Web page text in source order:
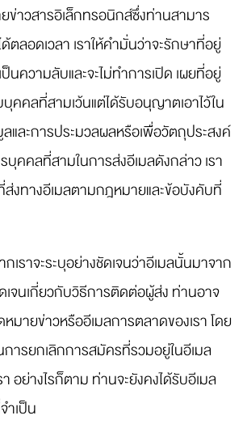
ข่าวสารอิเล็กทรอนิกส์ซึ่งท่านสามาร
ตลอดเวลา เราให้คำมั่นว่าจะรักษาที่อยู่
ป็นความลับและจะไม่ทำการเปิด เผยที่อยู่
คคลที่สามเว้นแต่ได้รับอนุญาตเอาไว้ใน
และการประมวลผลหรือเพื่อวัตถุประสงค์
บุคคลที่สามในการส่งอีเมลดังกล่าว เรา
งทางอีเมลตามกฎหมายและข้อบังคับที่
เราจะระบุอย่างชัดเจนว่าอีเมลนั้นมาจาก
เจนเกี่ยวกับวิธีการติดต่อผู้ส่ง ท่านอาจ
มายข่าวหรืออีเมลการตลาดของเรา โดย
ารยกเลิกการสมัครที่รวมอยู่ในอีเมล
อย่างไรก็ตาม ท่านจะยังคงได้รับอีเมล
ำเป็น